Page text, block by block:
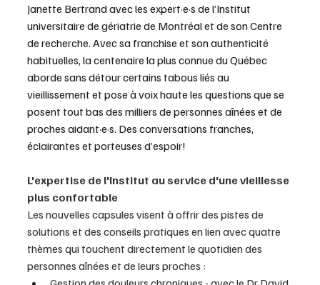
Janette Bertrand avec les expert·e·s de l’Institut
universitaire de gériatrie de Montréal et de son Centre
de recherche. Avec sa franchise et son authenticité
habituelles, la centenaire la plus connue du Québec
aborde sans détour certains tabous liés au
vieillissement et pose à voix haute les questions que se
posent tout bas des milliers de personnes aînées et de
proches aidant·e·s. Des conversations franches,
éclairantes et porteuses d’espoir!
L'expertise de l'Institut au service d'une vieillesse
plus confortable
Les nouvelles capsules visent à offrir des pistes de
solutions et des conseils pratiques en lien avec quatre
thèmes qui touchent directement le quotidien des
personnes aînées et de leurs proches :